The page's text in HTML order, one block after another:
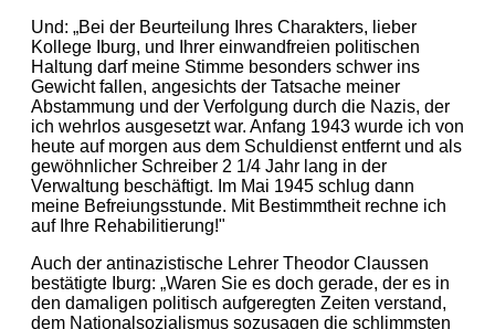
Und: „Bei der Beurteilung Ihres Charakters, lieber
Kollege Iburg, und Ihrer einwandfreien politischen
Haltung darf meine Stimme besonders schwer ins
Gewicht fallen, angesichts der Tatsache meiner
Abstammung und der Verfolgung durch die Nazis, der
ich wehrlos ausgesetzt war. Anfang 1943 wurde ich von
heute auf morgen aus dem Schuldienst entfernt und als
gewöhnlicher Schreiber 2 1/4 Jahr lang in der
Verwaltung beschäftigt. Im Mai 1945 schlug dann
meine Befreiungsstunde. Mit Bestimmtheit rechne ich
auf Ihre Rehabilitierung!"
Auch der antinazistische Lehrer Theodor Claussen
bestätigte Iburg: „Waren Sie es doch gerade, der es in
den damaligen politisch aufgeregten Zeiten verstand,
dem Nationalsozialismus sozusagen die schlimmsten